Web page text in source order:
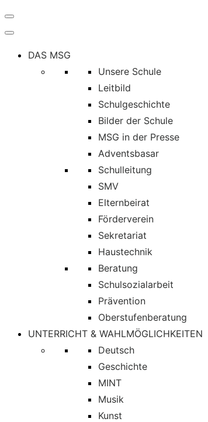
DAS MSG
Unsere Schule
Leitbild
Schulgeschichte
Bilder der Schule
MSG in der Presse
Adventsbasar
Schulleitung
SMV
Elternbeirat
Förderverein
Sekretariat
Haustechnik
Beratung
Schulsozialarbeit
Prävention
Oberstufenberatung
UNTERRICHT & WAHLMÖGLICHKEITEN
Deutsch
Geschichte
MINT
Musik
Kunst